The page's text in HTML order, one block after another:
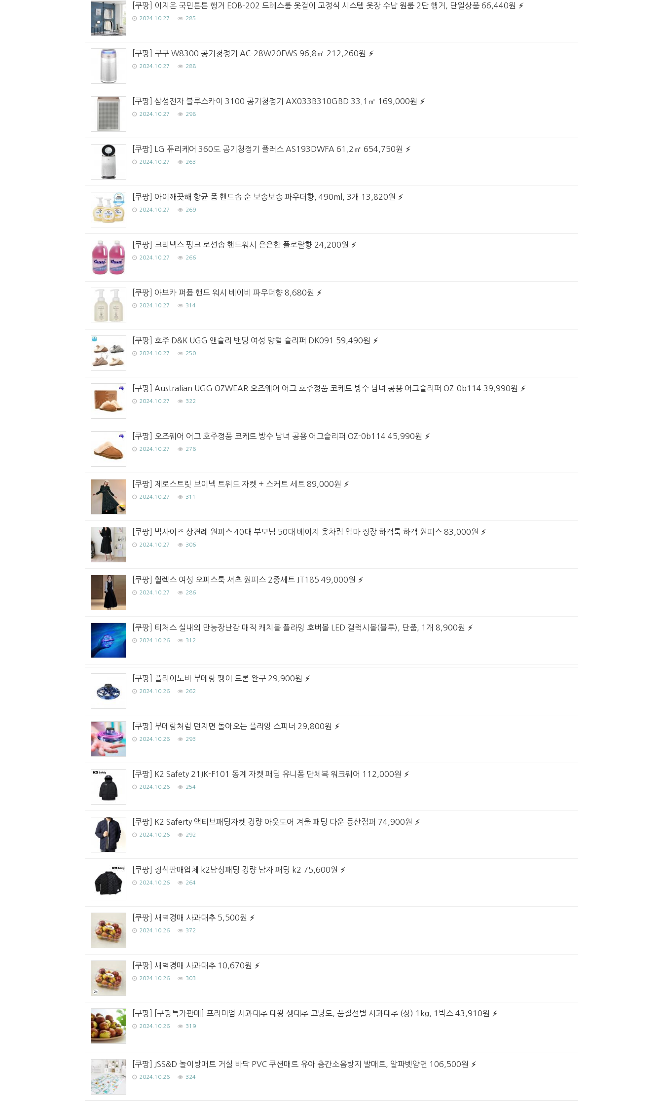
[쿠팡] 이지온 국민튼튼 행거 EOB-202 드레스룸 옷걸이 고정식 시스템 옷장 수납 원룸 2단 행거, 단일상품 66,440원
2024.10.27 285
[쿠팡] 쿠쿠 W8300 공기청정기 AC-28W20FWS 96.8㎡ 212,260원
2024.10.27 288
[쿠팡] 삼성전자 블루스카이 3100 공기청정기 AX033B310GBD 33.1㎡ 169,000원
2024.10.27 298
[쿠팡] LG 퓨리케어 360도 공기청정기 플러스 AS193DWFA 61.2㎡ 654,750원
2024.10.27 263
[쿠팡] 아이깨끗해 항균 폼 핸드솝 순 보송보송 파우더향, 490ml, 3개 13,820원
2024.10.27 269
[쿠팡] 크리넥스 핑크 로션솝 핸드워시 은은한 플로랄향 24,200원
2024.10.27 266
[쿠팡] 아브카 퍼퓸 핸드 워시 베이비 파우더향 8,680원
2024.10.27 314
[쿠팡] 호주 D&K UGG 앤슬리 밴딩 여성 양털 슬리퍼 DK091 59,490원
2024.10.27 250
[쿠팡] Australian UGG OZWEAR 오즈웨어 어그 호주정품 코케트 방수 남녀 공용 어그슬리퍼 OZ-0b114 39,990원
2024.10.27 322
[쿠팡] 오즈웨어 어그 호주정품 코케트 방수 남녀 공용 어그슬리퍼 OZ-0b114 45,990원
2024.10.27 276
[쿠팡] 제로스트릿 브이넥 트위드 자켓 + 스커트 세트 89,000원
2024.10.27 311
[쿠팡] 빅사이즈 상견례 원피스 40대 부모님 50대 베이지 옷차림 엄마 정장 하객룩 하객 원피스 83,000원
2024.10.27 306
[쿠팡] 휠렉스 여성 오피스룩 셔츠 원피스 2종세트 JT185 49,000원
2024.10.27 286
[쿠팡] 티처스 실내외 만능장난감 매직 캐치볼 플라잉 호버볼 LED 갤럭시볼(블루), 단품, 1개 8,900원
2024.10.26 312
[쿠팡] 플라이노바 부메랑 팽이 드론 완구 29,900원
2024.10.26 262
[쿠팡] 부메랑처럼 던지면 돌아오는 플라잉 스피너 29,800원
2024.10.26 293
[쿠팡] K2 Safety 21JK-F101 동계 자켓 패딩 유니폼 단체복 워크웨어 112,000원
2024.10.26 254
[쿠팡] K2 Saferty 액티브패딩자켓 경량 아웃도어 겨울 패딩 다운 등산점퍼 74,900원
2024.10.26 292
[쿠팡] 정식판매업체 k2남성패딩 경량 남자 패딩 k2 75,600원
2024.10.26 264
[쿠팡] 새벽경매 사과대추 5,500원
2024.10.26 372
[쿠팡] 새벽경매 사과대추 10,670원
2024.10.26 303
[쿠팡] [쿠팡특가판매] 프리미엄 사과대추 대왕 생대추 고당도, 품질선별 사과대추 (상) 1kg, 1박스 43,910원
2024.10.26 319
[쿠팡] JSS&D 놀이방매트 거실 바닥 PVC 쿠션매트 유아 층간소음방지 발매트, 알파벳양면 106,500원
2024.10.26 324